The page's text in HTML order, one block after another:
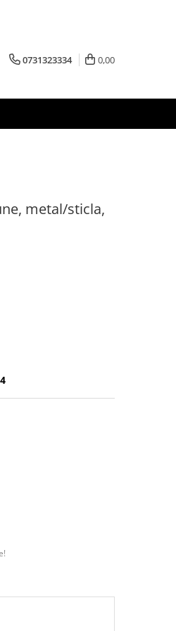
0731323334 0,00
metal/sticla,